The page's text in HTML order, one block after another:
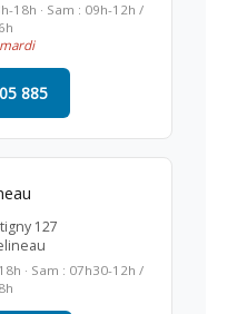
18h · Sam : 09h-12h /
885
127
· Sam : 07h30-12h /